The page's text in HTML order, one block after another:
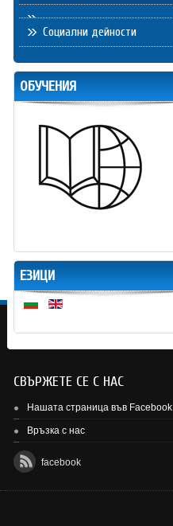
Социални дейности
ОБУЧЕНИЯ
ЕЗИЦИ
СВЪРЖЕТЕ СЕ С НАС
Нашата страница във Facebook
Връзка с нас
facebook